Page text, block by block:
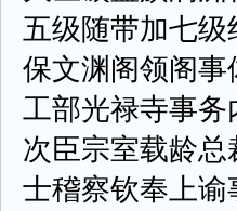
五级随带加七
保文渊阁领阁
工部光禄寺事
次臣宗室载龄
士稽察钦奉上